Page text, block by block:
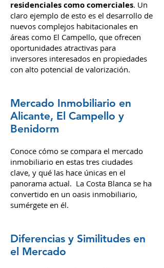
residenciales como comerciales. Un
claro ejemplo de esto es el desarrollo de
nuevos complejos habitacionales en
áreas como El Campello, que ofrecen
oportunidades atractivas para
inversores interesados en propiedades
con alto potencial de valorización.
Mercado Inmobiliario en
Alicante, El Campello y
Benidorm
Conoce cómo se compara el mercado
inmobiliario en estas tres ciudades
clave, y qué las hace únicas en el
panorama actual. La Costa Blanca se ha
convertido en un oasis inmobiliario,
sumérgete en él.
Diferencias y Similitudes en
el Mercado